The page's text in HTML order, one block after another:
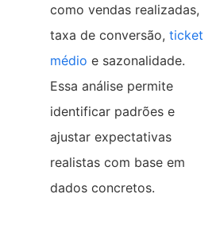
como vendas realizadas,
taxa de conversão, ticket
médio e sazonalidade.
Essa análise permite
identificar padrões e
ajustar expectativas
realistas com base em
dados concretos.